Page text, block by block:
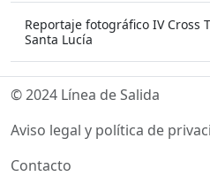
Reportaje fotográfico IV Cross
Santa Lucía
© 2024 Línea de Salida
Aviso legal y política de
Contacto